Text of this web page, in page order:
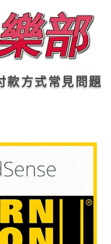
方式常見問題